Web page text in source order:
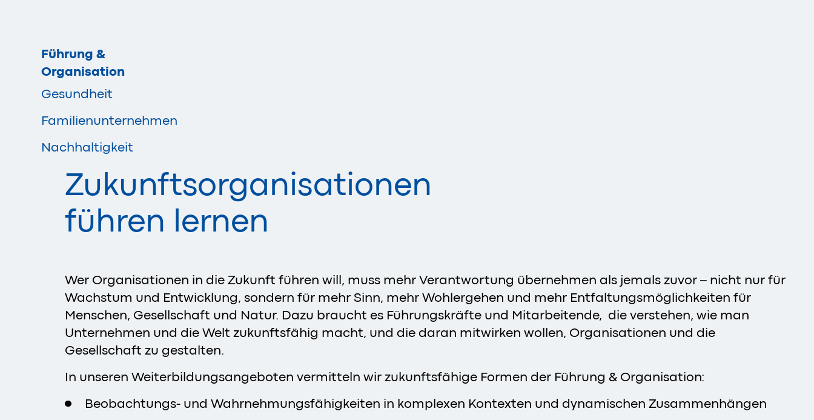
Führung &
Organisation
Gesundheit
Familienunternehmen
Nachhaltigkeit
Zukunftsorganisationen
führen lernen
Wer Organisationen in die Zukunft führen will, muss mehr Verantwortung übernehmen als jemals zuvor – nicht nur für
Wachstum und Entwicklung, sondern für mehr Sinn, mehr Wohlergehen und mehr Entfaltungsmöglichkeiten für
Menschen, Gesellschaft und Natur. Dazu braucht es Führungskräfte und Mitarbeitende, die verstehen, wie man
Unternehmen und die Welt zukunftsfähig macht, und die daran mitwirken wollen, Organisationen und die
Gesellschaft zu gestalten.
In unseren Weiterbildungsangeboten vermitteln wir zukunftsfähige Formen der Führung & Organisation:
Beobachtungs- und Wahrnehmungsfähigkeiten in komplexen Kontexten und dynamischen Zusammenhängen